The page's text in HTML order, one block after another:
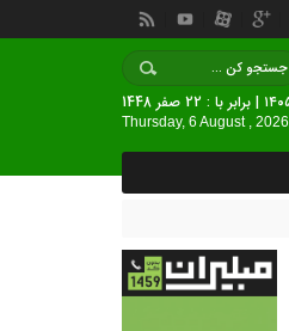
Thursday, 6 August , 2026